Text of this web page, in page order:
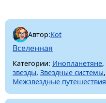
Автор:Kot
Вселенная
Категории: Инопланетяне,
звезды, Звездные системы,
Межзвездные путешествия